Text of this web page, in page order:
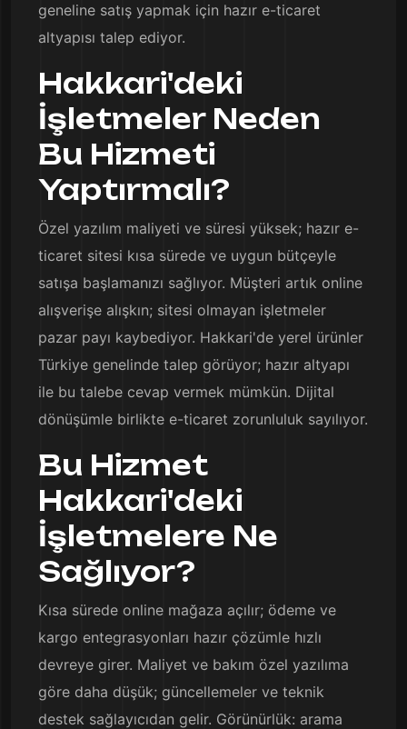
geneline satış yapmak için hazır e-ticaret
altyapısı talep ediyor.
Hakkari'deki
İşletmeler Neden
Bu Hizmeti
Yaptırmalı?
Özel yazılım maliyeti ve süresi yüksek; hazır e-
ticaret sitesi kısa sürede ve uygun bütçeyle
satışa başlamanızı sağlıyor. Müşteri artık online
alışverişe alışkın; sitesi olmayan işletmeler
pazar payı kaybediyor. Hakkari'de yerel ürünler
Türkiye genelinde talep görüyor; hazır altyapı
ile bu talebe cevap vermek mümkün. Dijital
dönüşümle birlikte e-ticaret zorunluluk sayılıyor.
Bu Hizmet
Hakkari'deki
İşletmelere Ne
Sağlıyor?
Kısa sürede online mağaza açılır; ödeme ve
kargo entegrasyonları hazır çözümle hızlı
devreye girer. Maliyet ve bakım özel yazılıma
göre daha düşük; güncellemeler ve teknik
destek sağlayıcıdan gelir. Görünürlük: arama